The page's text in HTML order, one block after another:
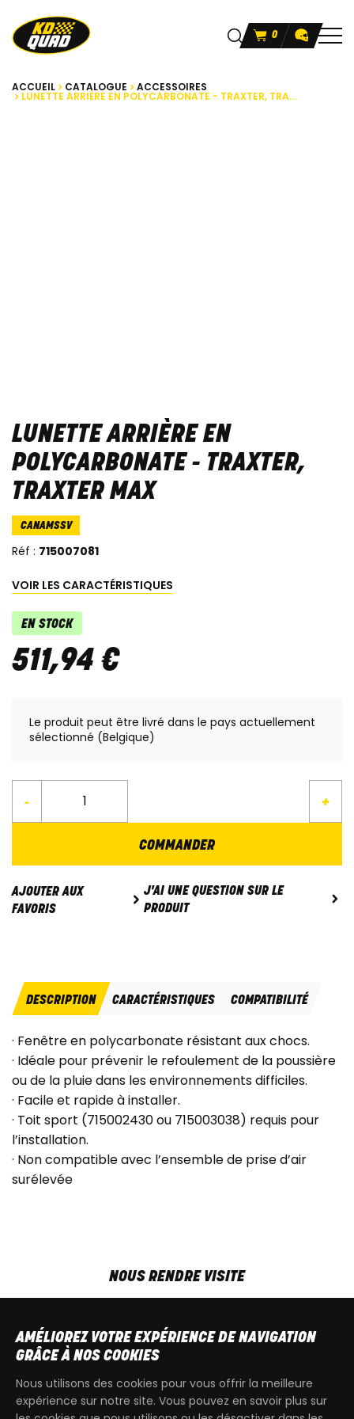
0
ACCUEIL CATALOGUE ACCESSOIRES
LUNETTE ARRIÈRE EN POLYCARBONATE - TRAXTER, TRA...
LUNETTE ARRIÈRE EN
POLYCARBONATE - TRAXTER,
TRAXTER MAX
CANAMSSV
Réf : 715007081
VOIR LES CARACTÉRISTIQUES
EN STOCK
511,94 €
Le produit peut être livré dans le pays actuellement
sélectionné (Belgique)
- +
COMMANDER
AJOUTER AUX
FAVORIS
J'AI UNE QUESTION SUR LE
PRODUIT
DESCRIPTION CARACTÉRISTIQUES COMPATIBILITÉ
· Fenêtre en polycarbonate résistant aux chocs.
· Idéale pour prévenir le refoulement de la poussière
ou de la pluie dans les environnements difficiles.
· Facile et rapide à installer.
· Toit sport (715002430 ou 715003038) requis pour
l’installation.
· Non compatible avec l’ensemble de prise d’air
surélevée
NOUS RENDRE VISITE
SAM9h00 - 13h30
T+32 64 700 970
AMÉLIOREZ VOTRE EXPÉRIENCE DE NAVIGATION
GRÂCE À NOS COOKIES
Nous utilisons des cookies pour vous offrir la meilleure
expérience sur notre site. Vous pouvez en savoir plus sur